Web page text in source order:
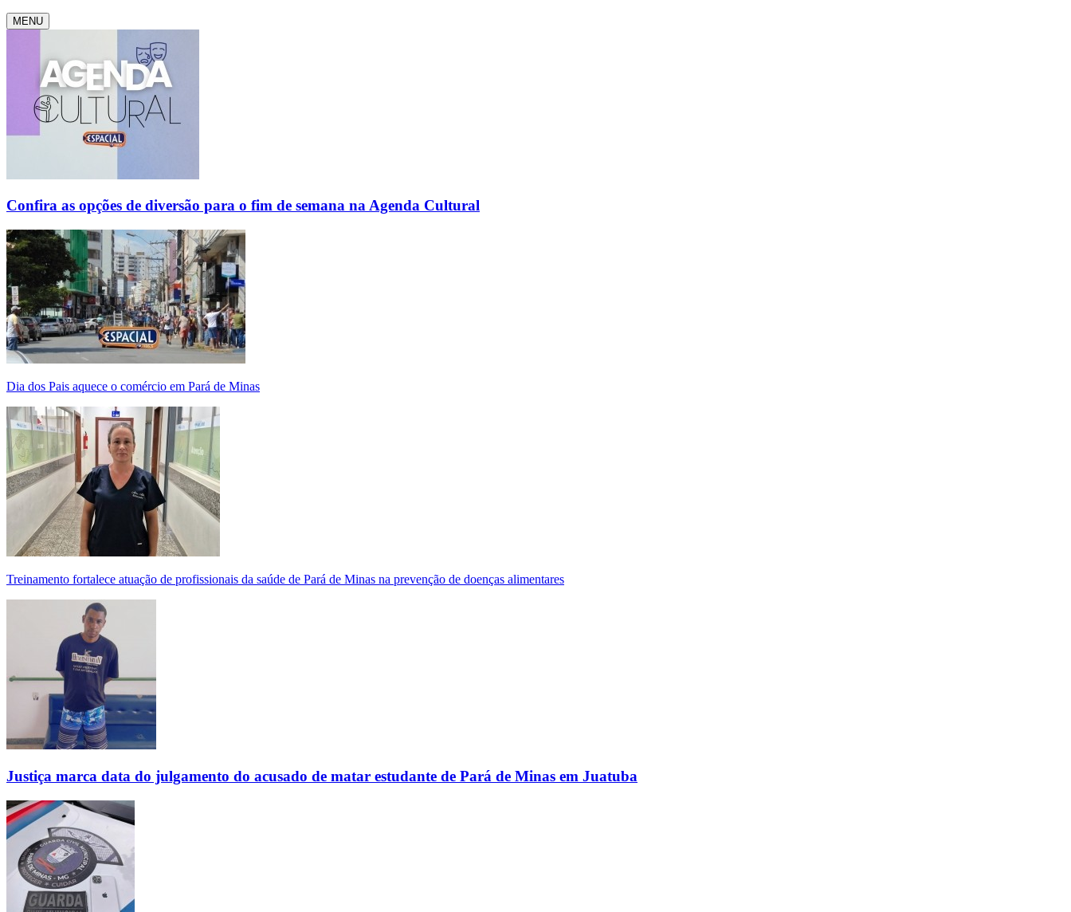
MENU
Confira as opções de diversão para o fim de semana na Agenda Cultural
Dia dos Pais aquece o comércio em Pará de Minas
Treinamento fortalece atuação de profissionais da saúde de Pará de Minas na prevenção de doenças alimentares
Justiça marca data do julgamento do acusado de matar estudante de Pará de Minas em Juatuba